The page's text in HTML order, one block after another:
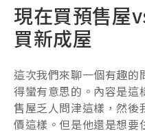
現在買預售屋
買新成屋
這次我們來聊一個有趣的
得蠻有意思的。內容是這
售屋乏人問津這樣，然後
價這樣。但是他還是想要